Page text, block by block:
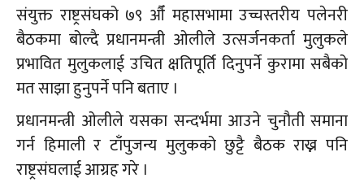
संयुक्त राष्ट्रसंघको ७९ औँ महासभामा उच्चस्तरीय पलेनरी
बैठकमा बोल्दै प्रधानमन्त्री ओलीले उत्सर्जनकर्ता मुलुकले
प्रभावित मुलुकलाई उचित क्षतिपूर्ति दिनुपर्ने कुरामा सबैको
मत साझा हुनुपर्ने पनि बताए ।
प्रधानमन्त्री ओलीले यसका सन्दर्भमा आउने चुनौती समाना
गर्न हिमाली र टाँपुजन्य मुलुकको छुट्टै बैठक राख्न पनि
राष्ट्रसंघलाई आग्रह गरे ।